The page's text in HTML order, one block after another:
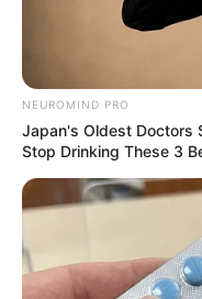
Why Smart Men 40+
NEUROMIND PRO
Japan's Oldest Doctors
Stop Drinking These 3